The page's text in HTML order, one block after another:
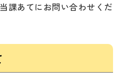
課あてにお問い合わせくだ